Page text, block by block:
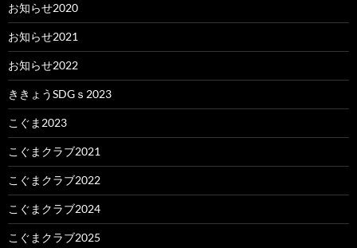
お知らせ2020
お知らせ2021
お知らせ2022
ききょうSDGｓ2023
こぐま2023
こぐまクラブ2021
こぐまクラブ2022
こぐまクラブ2024
こぐまクラブ2025